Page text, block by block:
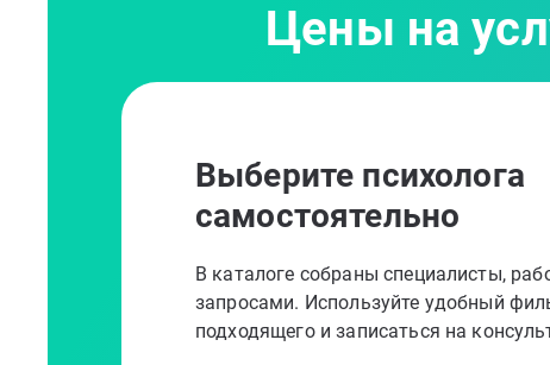
Цены на
Выберите психолога
самостоятельно
В каталоге собраны специалисты,
запросами. Используйте удобный
подходящего и записаться на